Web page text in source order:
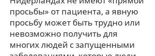
просьбы» от пациента, а явную
просьбу может быть трудно или
невозможно получить для
многих людей с запущенными